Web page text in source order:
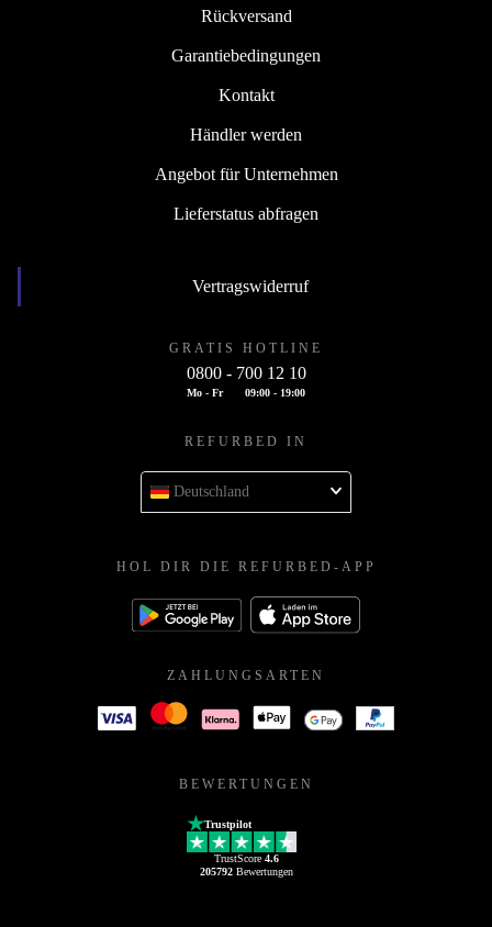
Rückversand
Garantiebedingungen
Kontakt
Händler werden
Angebot für Unternehmen
Lieferstatus abfragen
Vertragswiderruf
GRATIS HOTLINE
0800 - 700 12 10
Mo - Fr 09:00 - 19:00
REFURBED IN
Deutschland
HOL DIR DIE REFURBED-APP
ZAHLUNGSARTEN
BEWERTUNGEN
Trustpilot
TrustScore 4.6
205792Bewertungen